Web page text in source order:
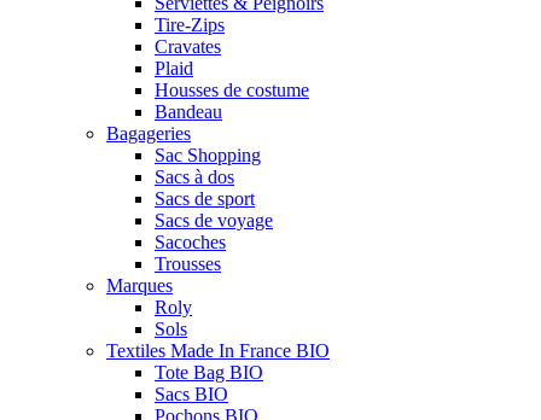
Tire-Zips
Cravates
Plaid
Housses de costume
Bandeau
Bagageries
Sac Shopping
Sacs à dos
Sacs de sport
Sacs de voyage
Sacoches
Trousses
Marques
Roly
Sols
Textiles Made In France BIO
Tote Bag BIO
Sacs BIO